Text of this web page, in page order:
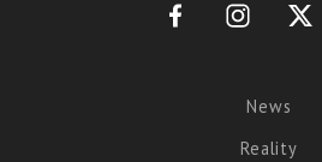
News
Reality